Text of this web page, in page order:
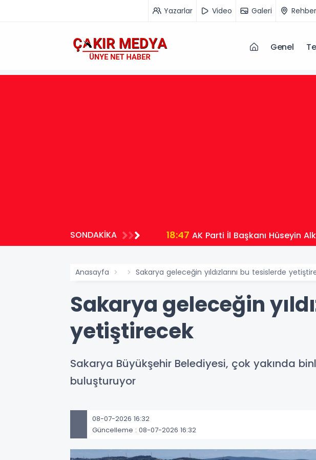
Yazarlar Video Galeri Rehber
Genel
SONDAKİKA 18:47 AK Parti İl Başkanı Hüseyin
Anasayfa Sakarya geleceğin yıldızlarını bu tesislerde
Sakarya geleceğin
yetiştirecek
Sakarya Büyükşehir Belediyesi, çok yakında
buluşturuyor
08-07-2026 16:32
Güncelleme : 08-07-2026 16:32